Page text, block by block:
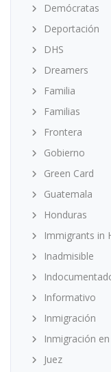
Demócratas
Deportación
DHS
Dreamers
Familia
Familias
Frontera
Gobierno
Green Card
Guatemala
Honduras
Immigrants in
Inadmisible
Informativo
Inmigración
Inmigración
Juez